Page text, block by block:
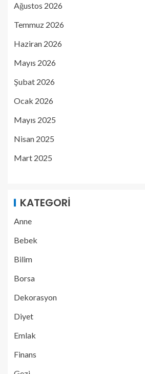
Ağustos 2026
Temmuz 2026
Haziran 2026
Mayıs 2026
Şubat 2026
Ocak 2026
Mayıs 2025
Nisan 2025
Mart 2025
KATEGORI
Anne
Bebek
Bilim
Borsa
Dekorasyon
Diyet
Emlak
Finans